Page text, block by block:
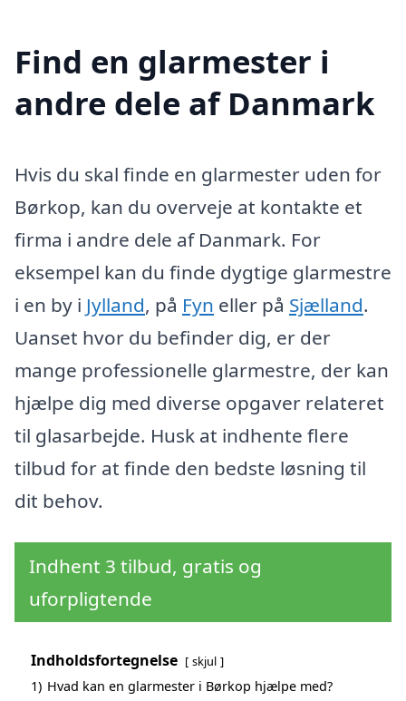
Find en glarmester i
andre dele af Danmark
Hvis du skal finde en glarmester uden for
Børkop, kan du overveje at kontakte et
firma i andre dele af Danmark. For
eksempel kan du finde dygtige glarmestre
i en by i Jylland, på Fyn eller på Sjælland.
Uanset hvor du befinder dig, er der
mange professionelle glarmestre, der kan
hjælpe dig med diverse opgaver relateret
til glasarbejde. Husk at indhente flere
tilbud for at finde den bedste løsning til
dit behov.
Indhent 3 tilbud, gratis og
uforpligtende
Indholdsfortegnelse skjul
1) Hvad kan en glarmester i Børkop hjælpe med?